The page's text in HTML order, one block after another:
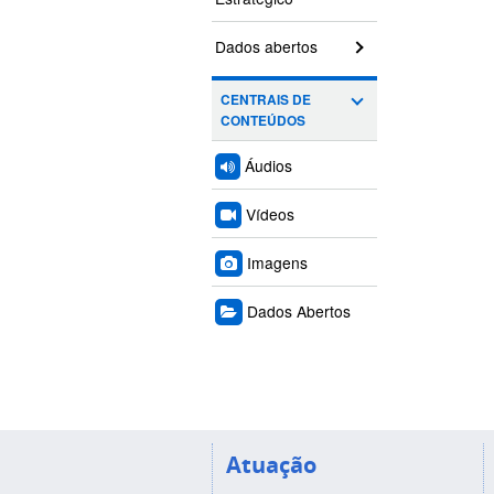
Dados abertos
CENTRAIS DE
CONTEÚDOS
Áudios
Vídeos
Imagens
Dados Abertos
Atuação